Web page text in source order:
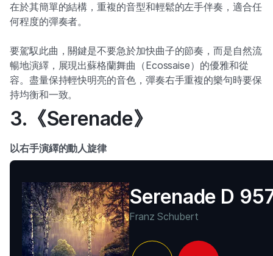
在於其簡單的結構，重複的音型和輕鬆的左手伴奏，適合任
何程度的彈奏者。
要駕馭此曲，關鍵是不要急於加快曲子的節奏，而是自然流
暢地演繹，展現出蘇格蘭舞曲（Ecossaise）的優雅和從
容。盡量保持輕快明亮的音色，彈奏右手重複的樂句時要保
持均衡和一致。
3.《Serenade》
以右手演繹的動人旋律
Serenade D
Franz Schubert